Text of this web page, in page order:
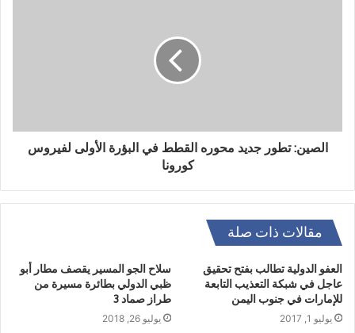
الصين: تطور جديد محوره القطط في البؤرة الأولى لفيروس
كورونا
مقالات ذات صلة
العفو الدولية تطالب بفتح تحقيق
عاجل في شبكة التعذيب التابعة
للإمارات في جنوب اليمن
يوليو 1, 2017
سلاح الجو المسير يقصف مطار أبو
ظبي الدولي بطائرة مسيرة من
طراز صماد 3
يوليو 26, 2018